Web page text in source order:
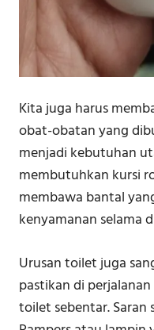
Kita juga harus
obat-obatan yang
menjadi kebutuhan
membutuhkan kursi
membawa bantal
kenyamanan selama
Urusan toilet juga
pastikan di
toilet sebentar. Saran